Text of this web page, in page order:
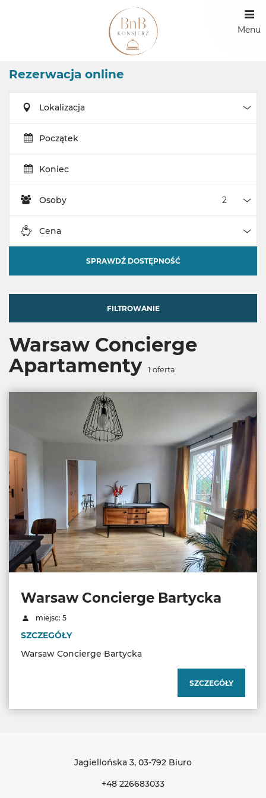
Menu
Rezerwacja online
Lokalizacja
Początek
Koniec
Osoby
Cena
SPRAWDŹ DOSTĘPNOŚĆ
FILTROWANIE
Warsaw Concierge
Apartamenty
1 oferta
Warsaw Concierge Bartycka
miejsc: 5
SZCZEGÓŁY
Warsaw Concierge Bartycka
SZCZEGÓŁY
Jagiellońska 3, 03-792 Biuro
+48 226683033